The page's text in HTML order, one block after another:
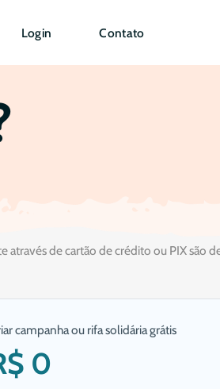
Login Contato
de cartão de crédito ou PIX são
campanha ou rifa solidária grátis
0